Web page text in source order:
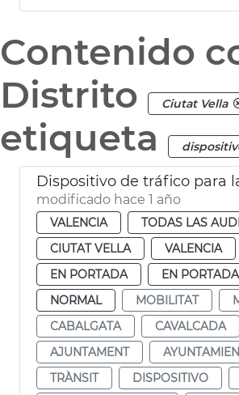
Contenido
Distrito
Ciutat Vella
etiqueta
modificado hace 1 año
VALENCIA
TODAS LAS
CIUTAT VELLA
VALENCIA
EN PORTADA
EN
NORMAL
MOBILITAT
CABALGATA
CAVALCADA
AJUNTAMENT
TRÀNSIT
DISPOSITIVO